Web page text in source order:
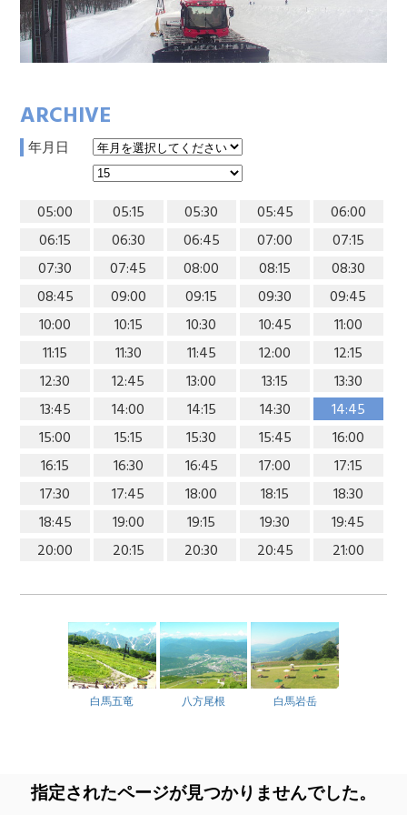
ARCHIVE
年月日
05:00 05:15 05:30 05:45
06:00
06:15
06:30 06:45 07:00
07:15
07:30
07:45 08:00 08:15
08:30
08:45
09:00 09:15 09:30
09:45
10:00
10:15 10:30 10:45
11:00
11:15
11:30 11:45 12:00
12:15
12:30
12:45 13:00 13:15
13:30
13:45
14:00 14:15 14:30
14:45
15:00
15:15 15:30 15:45
16:00
16:15
16:30 16:45 17:00
17:15
17:30
17:45 18:00 18:15
18:30
18:45
19:00 19:15 19:30
19:45
20:00
20:15 20:30 20:45 21:00
白馬五竜 八方尾根 白馬岩岳